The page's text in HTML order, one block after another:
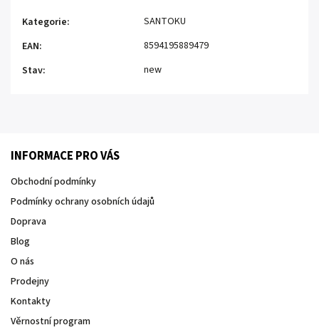
Kategorie:
SANTOKU
EAN:
8594195889479
Stav: new
INFORMACE PRO VÁS
Obchodní podmínky
Podmínky ochrany osobních údajů
Doprava
Blog
O nás
Prodejny
Kontakty
Věrnostní program